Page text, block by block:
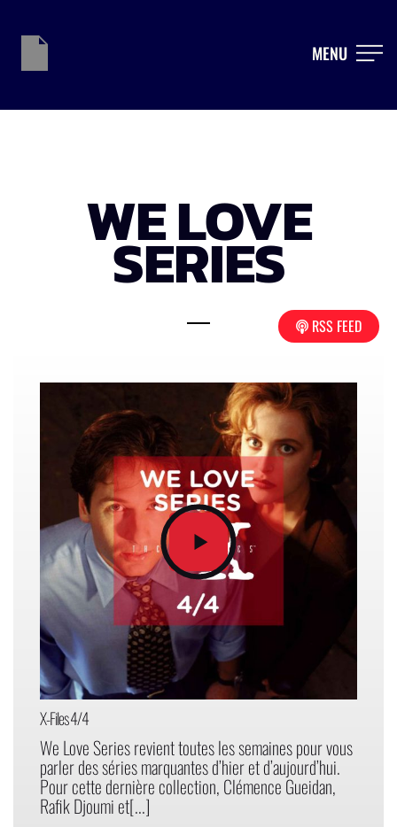
MENU
WE LOVE
SERIES
RSS FEED
X-Files 4/4
We Love Series revient toutes les semaines pour vous
parler des séries marquantes d’hier et d’aujourd’hui.
Pour cette dernière collection, Clémence Gueidan,
Rafik Djoumi et[...]